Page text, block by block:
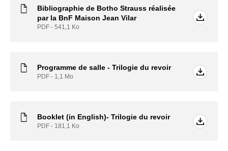
Bibliographie de Botho Strauss réalisée
par la BnF Maison Jean Vilar
PDF - 541,1 Ko
Programme de salle - Trilogie du revoir
PDF - 1,1 Mo
Booklet (in English)- Trilogie du revoir
PDF - 181,1 Ko